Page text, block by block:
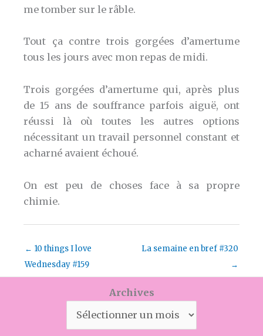
me tomber sur le râble.
Tout ça contre trois gorgées d’amertume
tous les jours avec mon repas de midi.
Trois gorgées d’amertume qui, après plus
de 15 ans de souffrance parfois aiguë, ont
réussi là où toutes les autres options
nécessitant un travail personnel constant et
acharné avaient échoué.
On est peu de choses face à sa propre
chimie.
← 10 things I love
Wednesday #159
La semaine en bref #320
→
Archives